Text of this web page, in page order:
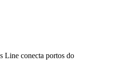
Line conecta portos do